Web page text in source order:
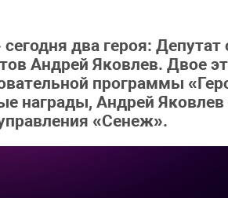
два героя:
Андрей Яковлев. Двое
программы
награды, Андрей Яковлев
«Сенеж».